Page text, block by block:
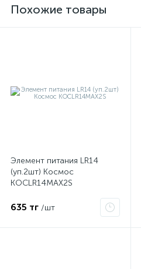
Похожие товары
Элемент питания LR14
(уп.2шт) Космос
KOCLR14MAX2S
635 тг /шт